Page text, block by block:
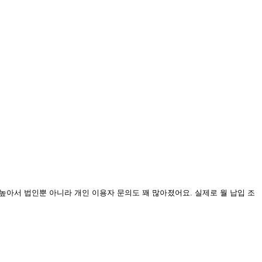
서 법인뿐 아니라 개인 이용자 문의도 꽤 많아졌어요. 실제로 월 납입 조